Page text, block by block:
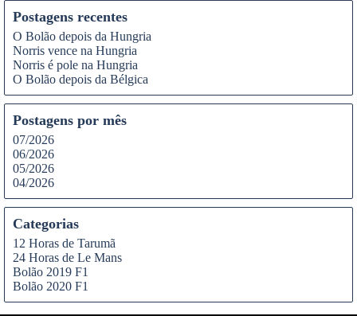
Postagens recentes
O Bolão depois da Hungria
Norris vence na Hungria
Norris é pole na Hungria
O Bolão depois da Bélgica
Postagens por mês
07/2026
06/2026
05/2026
04/2026
Categorias
12 Horas de Tarumã
24 Horas de Le Mans
Bolão 2019 F1
Bolão 2020 F1